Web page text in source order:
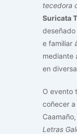
tecedora
Suricata
e familiar
mediante
en
O evento
coñecer
Letras